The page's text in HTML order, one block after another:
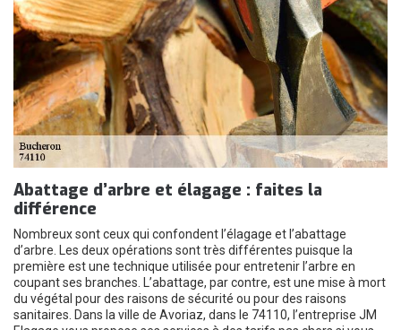
Abattage d’arbre et élagage : faites la
différence
Nombreux sont ceux qui confondent l’élagage et l’abattage
d’arbre. Les deux opérations sont très différentes puisque la
première est une technique utilisée pour entretenir l’arbre en
coupant ses branches. L’abattage, par contre, est une mise à mort
du végétal pour des raisons de sécurité ou pour des raisons
sanitaires. Dans la ville de Avoriaz, dans le 74110, l’entreprise JM